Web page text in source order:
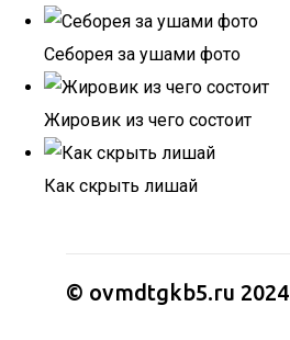
Себорея за ушами фото
Жировик из чего состоит
Как скрыть лишай
© ovmdtgkb5.ru 2024